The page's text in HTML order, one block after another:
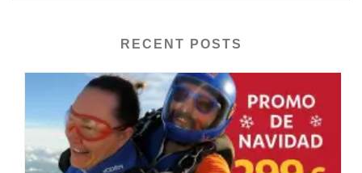
RECENT POSTS